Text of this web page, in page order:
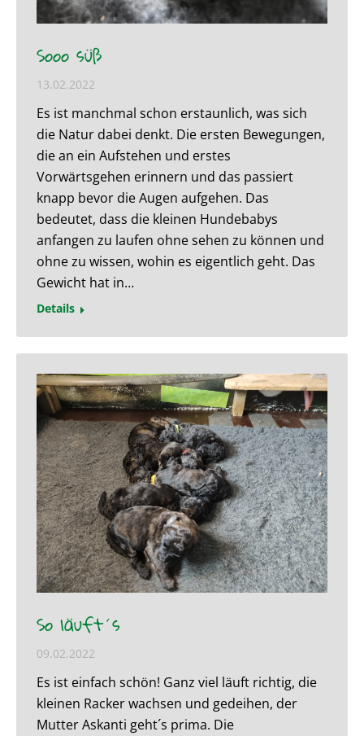
Sooo süß
13.02.2022
Es ist manchmal schon erstaunlich, was sich
die Natur dabei denkt. Die ersten Bewegungen,
die an ein Aufstehen und erstes
Vorwärtsgehen erinnern und das passiert
knapp bevor die Augen aufgehen. Das
bedeutet, dass die kleinen Hundebabys
anfangen zu laufen ohne sehen zu können und
ohne zu wissen, wohin es eigentlich geht. Das
Gewicht hat in…
Details
So läuft´s
09.02.2022
Es ist einfach schön! Ganz viel läuft richtig, die
kleinen Racker wachsen und gedeihen, der
Mutter Askanti geht´s prima. Die